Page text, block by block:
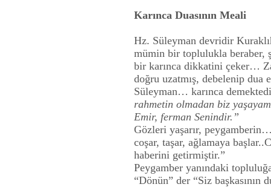
Karınca Duasının Meali
Hz. Süleyman devridir
mümin bir toplulukla beraber,
bir karınca dikkatini çeker…
doğru uzatmış, debelenip dua
Süleyman… karınca
rahmetin olmadan biz
Emir, ferman Senindir.”
Gözleri yaşarır,
coşar, taşar, ağlamaya
haberini getirmiştir.”
Peygamber yanındaki
“Dönün” der “Siz başkasının